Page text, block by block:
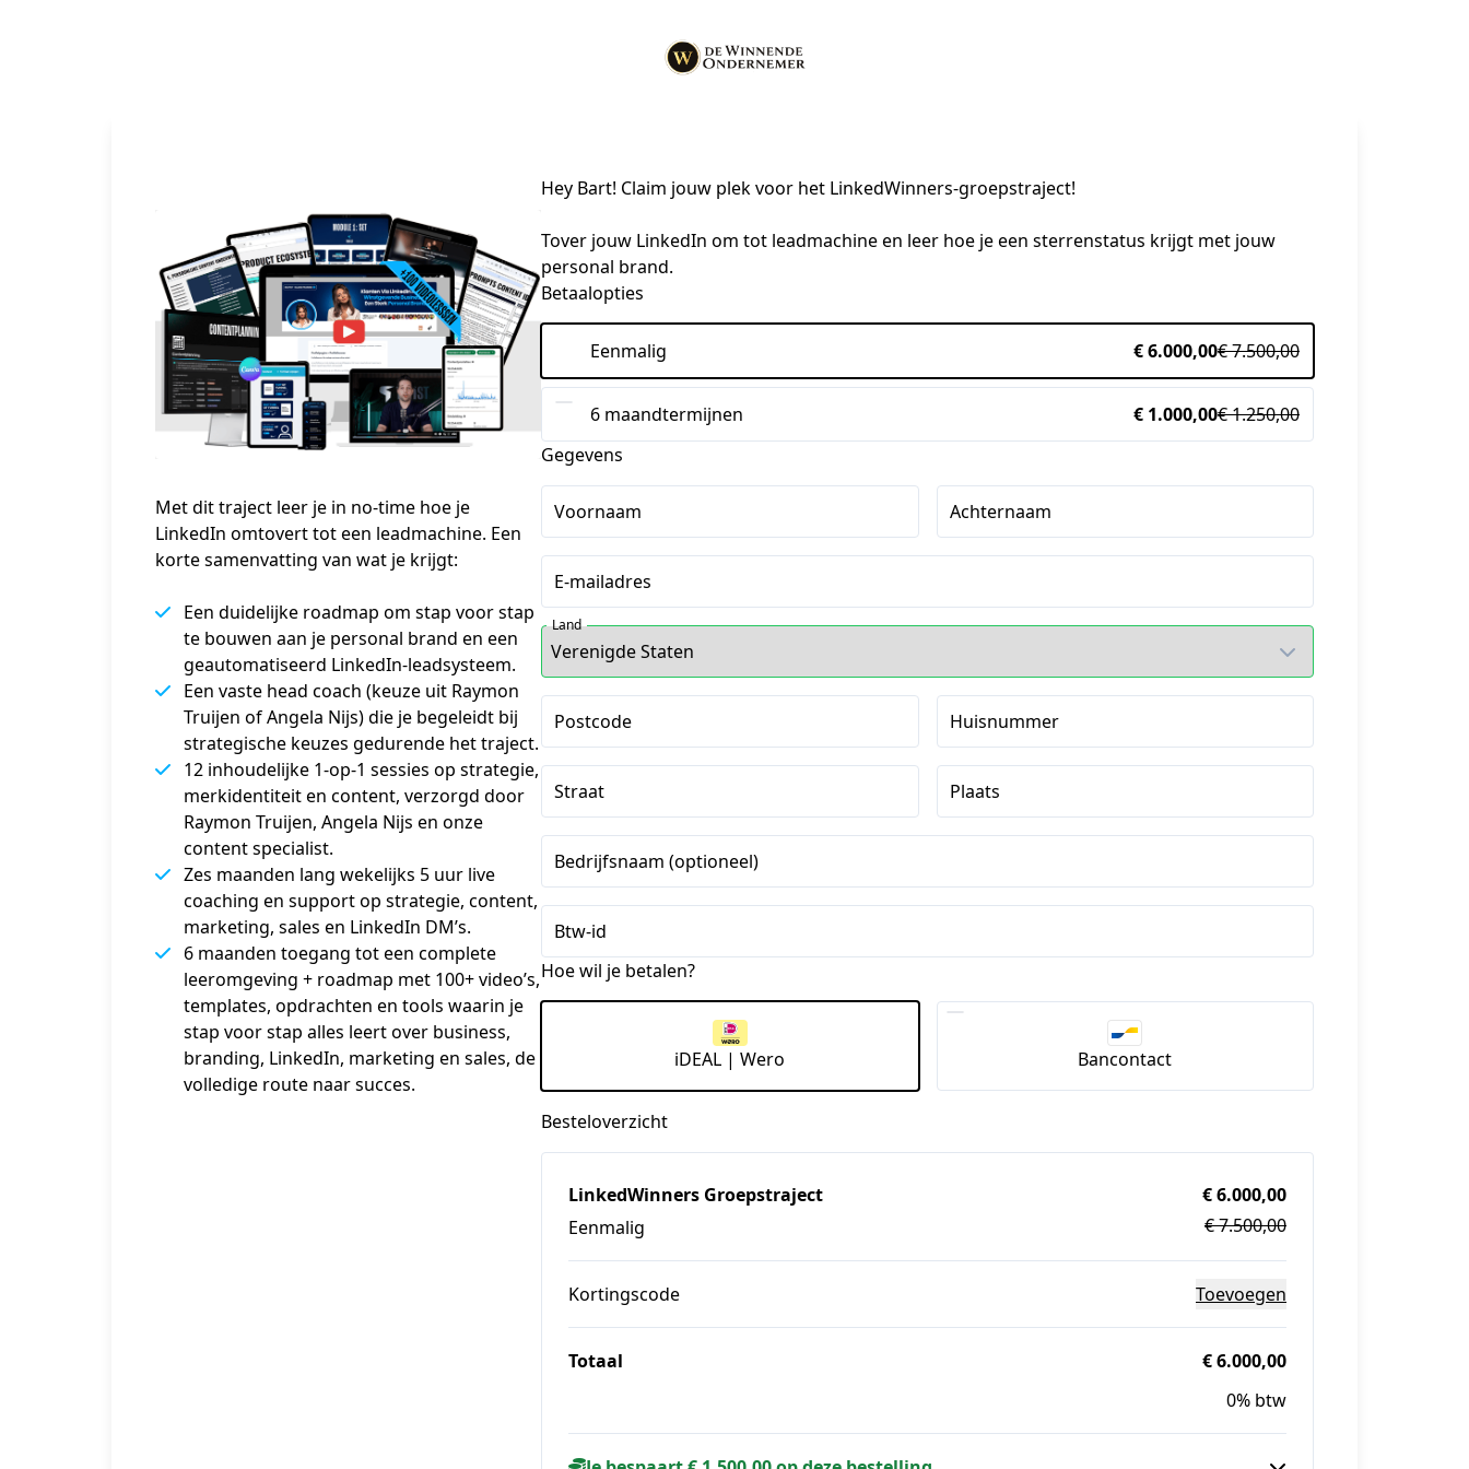
Met dit traject leer je in no-time hoe je
LinkedIn omtovert tot een leadmachine. Een
korte samenvatting van wat je krijgt:
Een duidelijke roadmap om stap voor stap
te bouwen aan je personal brand en een
geautomatiseerd LinkedIn-leadsysteem.
Een vaste head coach (keuze uit Raymon
Truijen of Angela Nijs) die je begeleidt bij
strategische keuzes gedurende het traject.
12 inhoudelijke 1-op-1 sessies op strategie,
merkidentiteit en content, verzorgd door
Raymon Truijen, Angela Nijs en onze
content specialist.
Zes maanden lang wekelijks 5 uur live
coaching en support op strategie, content,
marketing, sales en LinkedIn DM’s.
6 maanden toegang tot een complete
leeromgeving + roadmap met 100+ video’s,
templates, opdrachten en tools waarin je
stap voor stap alles leert over business,
branding, LinkedIn, marketing en sales, de
volledige route naar succes.
Hey Bart! Claim jouw plek voor het LinkedWinners-groepstraject!
Tover jouw LinkedIn om tot leadmachine en leer hoe je een sterrenstatus krijgt met jouw
personal brand.
Betaalopties
Eenmalig € 6.000,00€ 7.500,00
6 maandtermijnen € 1.000,00€ 1.250,00
Gegevens
Voornaam Achternaam
E-mailadres
Land
Postcode Huisnummer
Straat Plaats
Bedrijfsnaam (optioneel)
Btw-id
Hoe wil je betalen?
iDEAL | Wero Bancontact
Besteloverzicht
LinkedWinners Groepstraject
Eenmalig
€ 6.000,00
€ 7.500,00
Kortingscode Toevoegen
Totaal
€ 6.000,00
0% btw